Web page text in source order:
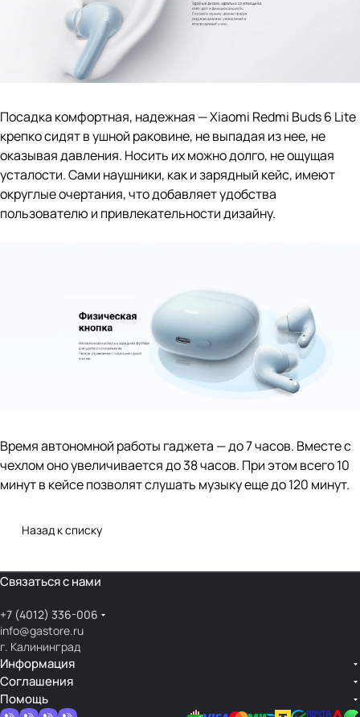
Посадка комфортная, надежная — Xiaomi Redmi Buds 6 Lite
крепко сидят в ушной раковине, не выпадая из нее, не
оказывая давления. Носить их можно долго, не ощущая
усталости. Сами наушники, как и зарядный кейс, имеют
округлые очертания, что добавляет удобства
пользователю и привлекательности дизайну.
Время автономной работы гаджета — до 7 часов. Вместе с
чехлом оно увеличивается до 38 часов. При этом всего 10
минут в кейсе позволят слушать музыку еще до 120 минут.
Назад к списку
Связаться с нами
+7 (4012) 336-006
info@gastore.ru
г. Калининград
Информация
Соглашения
Помощь